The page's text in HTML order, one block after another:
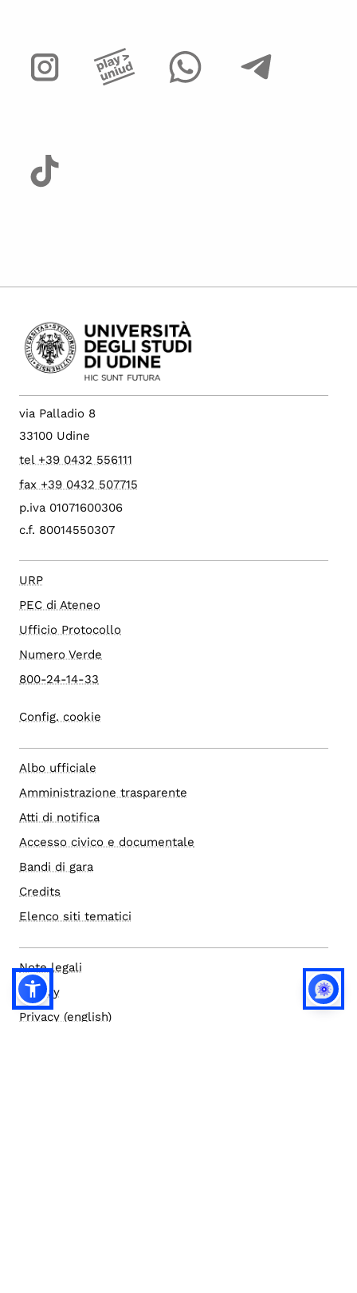
via Palladio 8
33100 Udine
tel +39 0432 556111
fax +39 0432 507715
p.iva 01071600306
c.f. 80014550307
URP
PEC di Ateneo
Ufficio Protocollo
Numero Verde
800-24-14-33
Config. cookie
Albo ufficiale
Amministrazione trasparente
Atti di notifica
Accesso civico e documentale
Bandi di gara
Credits
Elenco siti tematici
Note legali
Privacy
Privacy (english)